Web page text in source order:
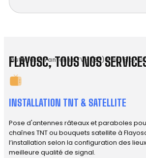
Installation antenne TV-(83) Var-
FLAYOSC, TOUS NOS
INSTALLATION TNT & SATELLITE
Pose d'antennes râteaux et paraboles
chaînes TNT ou bouquets satellite à
l’installation selon la configuration des
meilleure qualité de signal.